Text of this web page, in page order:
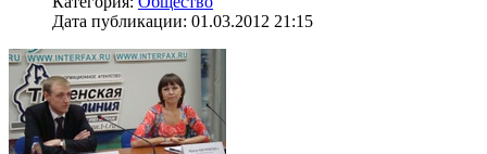
Дата публикации: 01.03.2012 21:15